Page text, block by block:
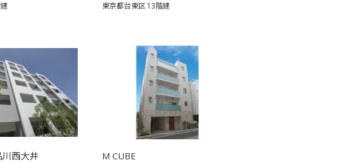
東京都台東区13階建
川西大井 M CUBE